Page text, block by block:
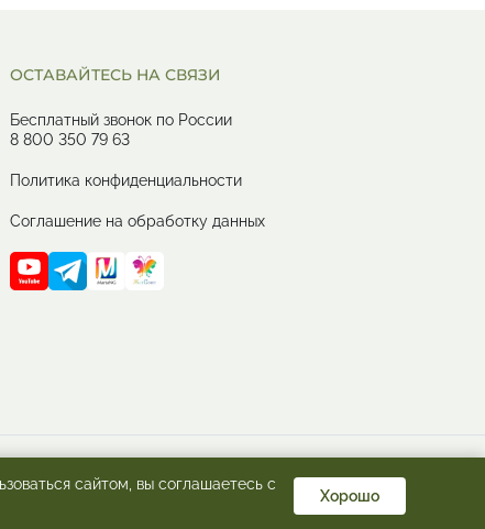
ОСТАВАЙТЕСЬ НА СВЯЗИ
Бесплатный звонок по России
8 800 350 79 63
Политика конфиденциальности
Соглашение на обработку данных
сайтом, вы соглашаетесь с
Хорошо